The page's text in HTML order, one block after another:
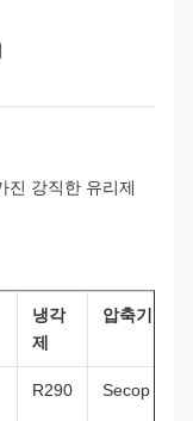
진 강직한 유리제
냉각
제
압축기
R290 Secop